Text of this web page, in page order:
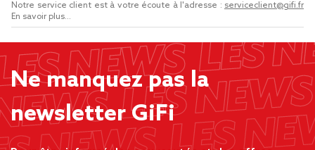
Notre service client est à votre écoute à l'adresse : serviceclient@gifi.fr
En savoir plus...
Ne manquez pas la
newsletter GiFi